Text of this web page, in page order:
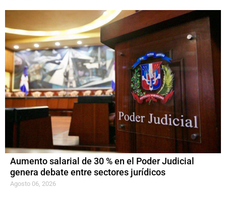
Aumento salarial de 30 % en el Poder Judicial
genera debate entre sectores jurídicos
Agosto 06, 2026